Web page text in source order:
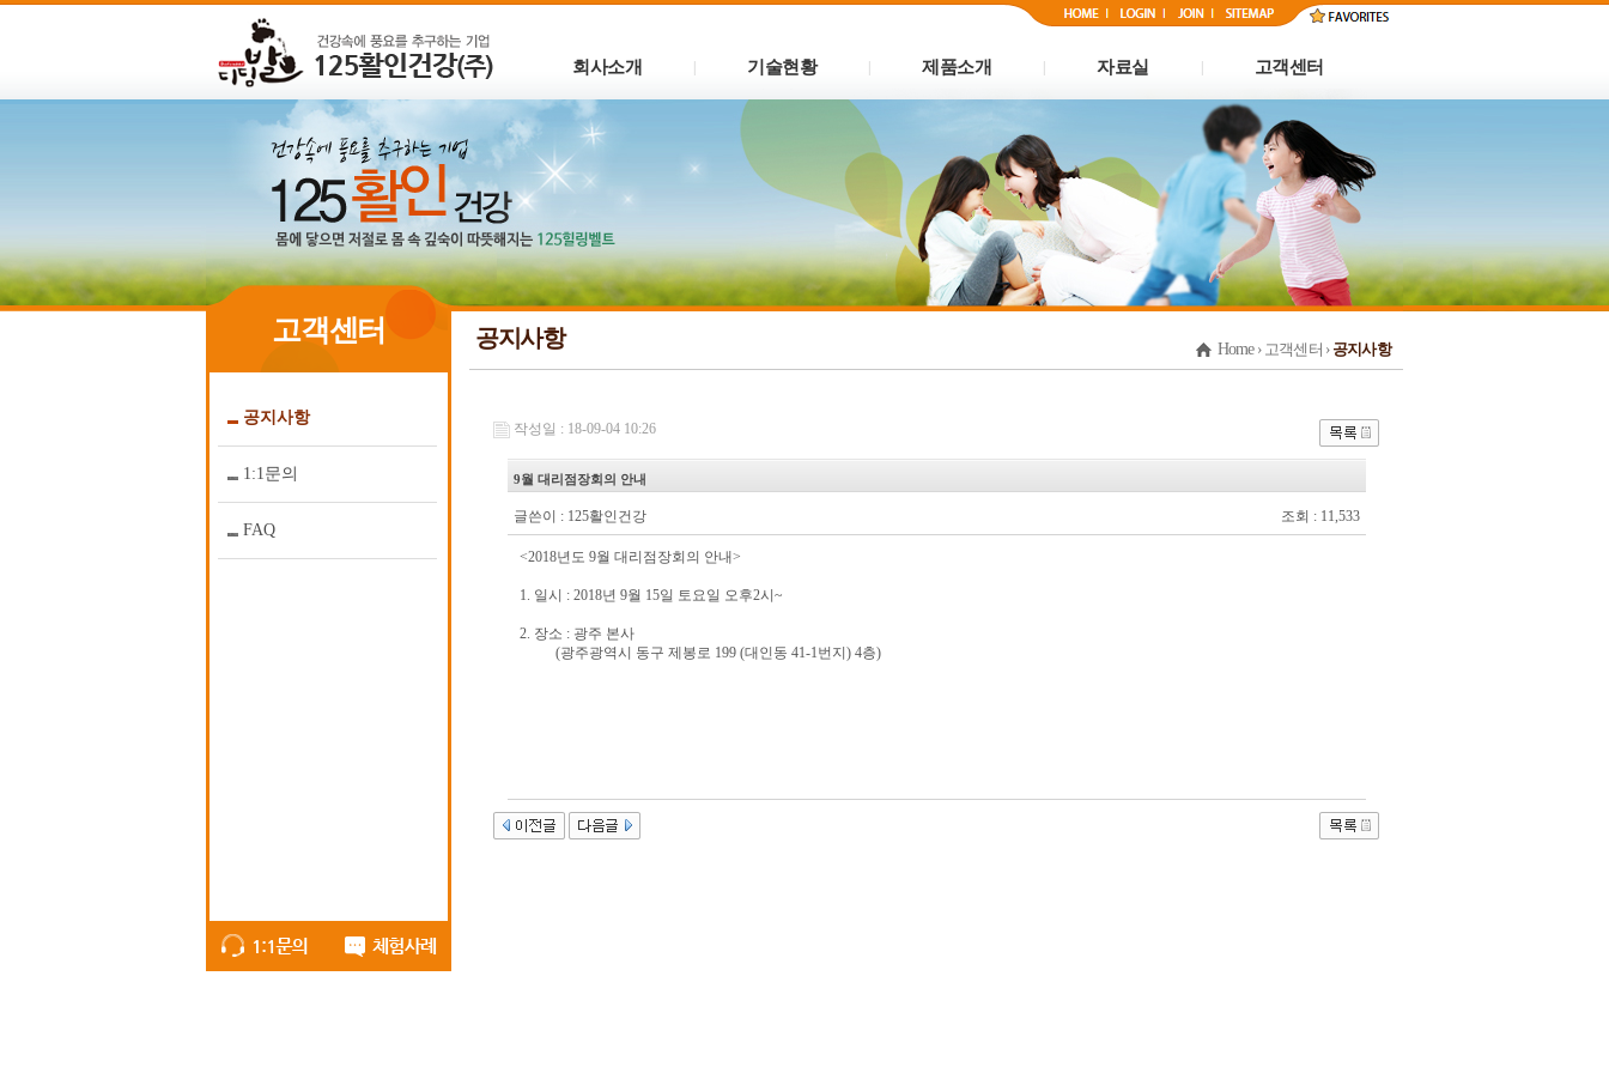
회사소개 기술현황 제품소개 자료실 고객센터
고객센터
공지사항
1:1문의
FAQ
공지사항 Home› 고객센터 › 공지사항
작성일 : 18-09-04 10:26
9월 대리점장회의 안내
글쓴이 : 125활인건강 조회 : 11,533
<2018년도 9월 대리점장회의 안내>
1. 일시 : 2018년 9월 15일 토요일 오후2시~
2. 장소 : 광주 본사
(광주광역시 동구 제봉로 199 (대인동 41-1번지) 4층)